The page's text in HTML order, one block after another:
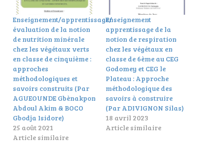
Enseignement/apprentissage/
évaluation de la notion
de nutrition minérale
chez les végétaux verts
en classe de cinquième :
approches
méthodologiques et
savoirs construits (Par
AGUEOUNDE Gbènakpon
Abdoul Akim & BOCO
Gbodja Isidore)
25 août 2021
Article similaire
Enseignement
apprentissage de la
notion de respiration
chez les végétaux en
classe de 6ème au CEG
Godomey et CEG le
Plateau : Approche
méthodologique des
savoirs à construire
(Par ADIVIGNON Silas)
18 avril 2023
Article similaire